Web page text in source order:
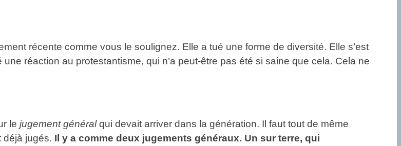
récente comme vous le soulignez. Elle a tué une forme de diversité. Elle s’est
réaction au protestantisme, qui n’a peut-être pas été si saine que cela. Cela ne
le jugement généralqui devait arriver dans la génération. Il faut tout de même
déjà jugés. Il y a comme deux jugements généraux. Un sur terre, qui